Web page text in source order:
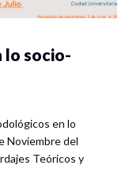
lo socio-
en lo
Noviembre del
Teóricos y